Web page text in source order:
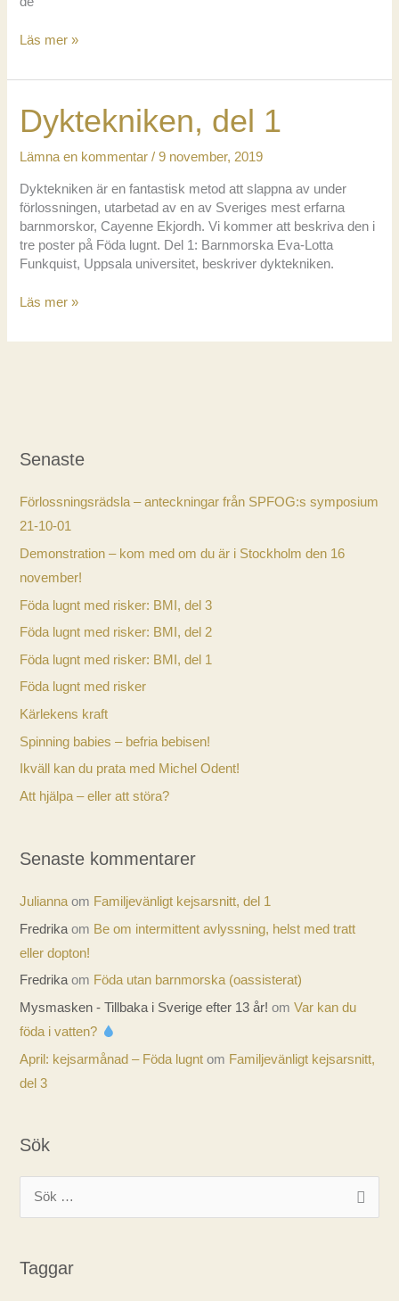
Dyktekniken,
2
Läs mer »
Dyktekniken, del 1
Lämna en kommentar /9 november, 2019
Dyktekniken är en fantastisk metod att slappna av under
förlossningen, utarbetad av en av Sveriges mest erfarna
barnmorskor, Cayenne Ekjordh. Vi kommer att beskriva den i
tre poster på Föda lugnt. Del 1: Barnmorska Eva-Lotta
Funkquist, Uppsala universitet, beskriver dyktekniken.
Dyktekniken,
1
Läs mer »
Senaste
Förlossningsrädsla – anteckningar från SPFOG:s symposium
21-10-01
Demonstration – kom med om du är i Stockholm den 16
november!
Föda lugnt med risker: BMI, del 3
Föda lugnt med risker: BMI, del 2
Föda lugnt med risker: BMI, del 1
Föda lugnt med risker
Kärlekens kraft
Spinning babies – befria bebisen!
Ikväll kan du prata med Michel Odent!
Att hjälpa – eller att störa?
Senaste kommentarer
Julianna om Familjevänligt kejsarsnitt, del 1
Fredrika om Be om intermittent avlyssning, helst med tratt
eller dopton!
Fredrikaom Föda utan barnmorska (oassisterat)
Mysmasken - Tillbaka i Sverige efter 13 år! omVar kan du
föda i vatten?
April: kejsarmånad – Föda lugnt om Familjevänligt kejsarsnitt,
del 3
Sök
ö
e
Taggar